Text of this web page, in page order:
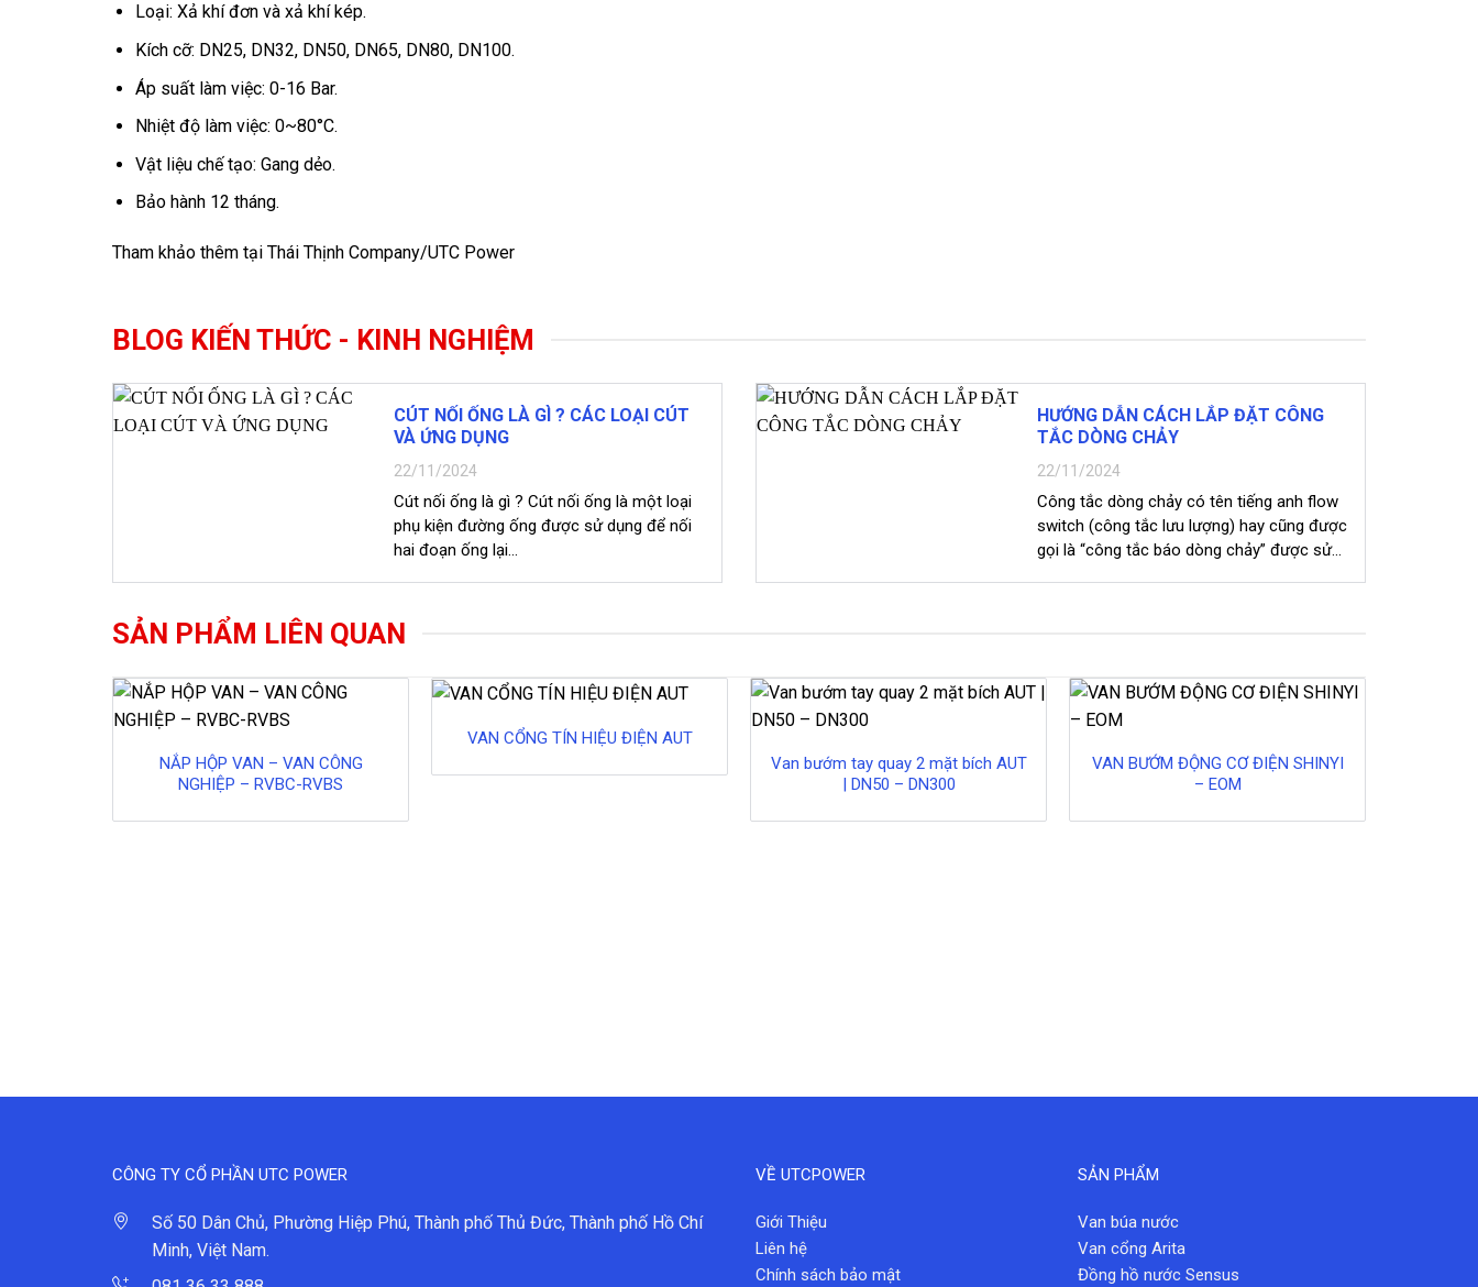
Loại: Xả khí đơn và xả khí kép.
Kích cỡ: DN25, DN32, DN50, DN65, DN80, DN100.
Áp suất làm việc: 0-16 Bar.
Nhiệt độ làm việc: 0~80°C.
Vật liệu chế tạo: Gang dẻo.
Bảo hành 12 tháng.
Tham khảo thêm tại Thái Thịnh Company/UTC Power
BLOG KIẾN THỨC - KINH NGHIỆM
CÚT NỐI ỐNG LÀ GÌ ? CÁC LOẠI CÚT
VÀ ỨNG DỤNG
22/11/2024
Cút nối ống là gì ? Cút nối ống là một loại
phụ kiện đường ống được sử dụng để nối
hai đoạn ống lại...
HƯỚNG DẪN CÁCH LẮP ĐẶT CÔNG
TẮC DÒNG CHẢY
22/11/2024
Công tắc dòng chảy có tên tiếng anh flow
switch (công tắc lưu lượng) hay cũng được
gọi là “công tắc báo dòng chảy” được sử...
SẢN PHẨM LIÊN QUAN
NẮP HỘP VAN – VAN CÔNG
NGHIỆP – RVBC-RVBS
VAN CỔNG TÍN HIỆU ĐIỆN AUT
Van bướm tay quay 2 mặt bích AUT
| DN50 – DN300
VAN BƯỚM ĐỘNG CƠ ĐIỆN SHINYI
– EOM
CÔNG TY CỔ PHẦN UTC POWER
Số 50 Dân Chủ, Phường Hiệp Phú, Thành phố Thủ Đức, Thành phố Hồ Chí
Minh, Việt Nam.
VỀ UTCPOWER
Giới Thiệu
Liên hệ
Chính sách bảo mật
SẢN PHẨM
Van búa nước
Van cổng Arita
Đồng hồ nước Sensus